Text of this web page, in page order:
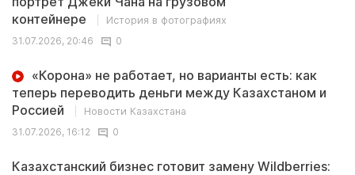
контейнере
История в фотографиях
31.07.2026, 20:46
0
«Корона» не работает, но варианты есть: как
теперь переводить деньги между Казахстаном и
Россией
Новости Казахстана
31.07.2026, 16:12
0
Казахстанский бизнес готовит замену Wildberries: